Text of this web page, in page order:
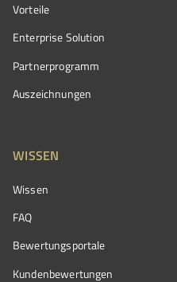
Vorteile
Enterprise Solution
Partnerprogramm
Auszeichnungen
WISSEN
Wissen
FAQ
Bewertungsportale
Kundenbewertungen